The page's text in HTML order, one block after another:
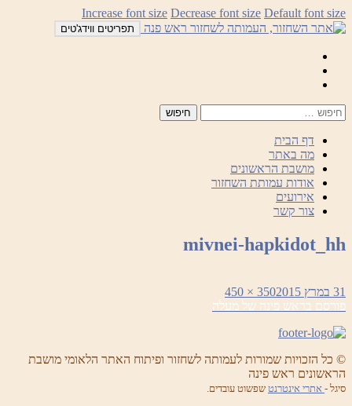
לדלג
לתוכן
Increase font size Decrease font size Default font size
תפריטים ווידג'טים
דף הבית
מה באתר
מושבת הראשונים
אודות עמותת השחזור
אירועים
צור קשר
mivnei-hapkidot_hh
פורסם
בתאריך
31 במרץ 2015
מסך
מלא
350 × 450
ניווט
פורסם בראש פינה של מעלה
© כל הזכויות שמורות לעמותה לשחזור ופיתוח האתר הלאומי מושבת
הראשונים ראש פינה
סיגל - אתרי אינטרנט שפשוט עובדים.